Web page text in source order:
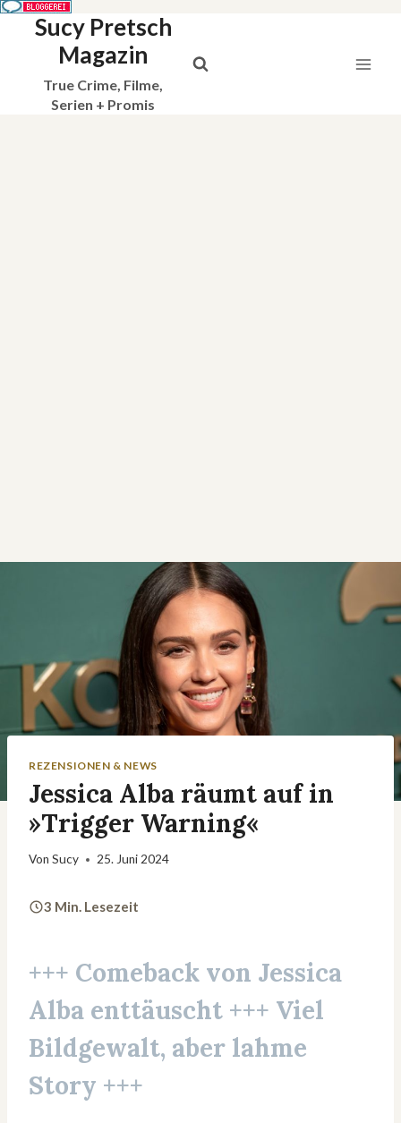
Sucy Pretsch
Magazin
True Crime, Filme,
Serien + Promis
REZENSIONEN & NEWS
Jessica Alba räumt auf in
»Trigger Warning«
Von Sucy 25. Juni 2024
3 Min. Lesezeit
+++ Comeback von Jessica
Alba enttäuscht +++ Viel
Bildgewalt, aber lahme
Story +++